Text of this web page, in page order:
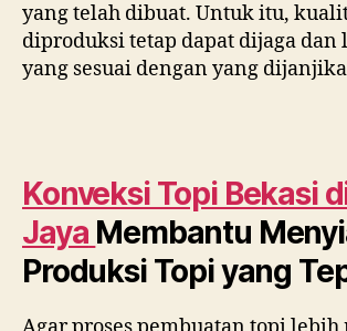
yang telah dibuat. Untuk itu,
diproduksi tetap dapat dijaga dan
yang sesuai dengan yang
Konveksi Topi Bekasi
Jaya Membantu
Produksi Topi yang